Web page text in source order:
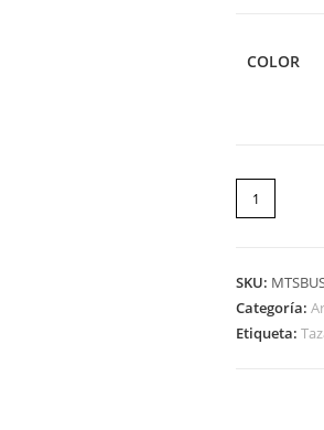
COLOR
SKU:
Categoría:
Etiqueta: